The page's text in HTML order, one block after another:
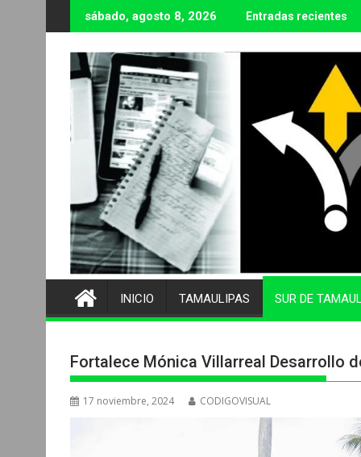
al
contenido
sábado, agosto 8, 2026 Entradas recientes
INICIO TAMAULIPAS SUR DE
Fortalece Mónica Villarreal Desarrollo
17 noviembre, 2024 CODIGOVISUAL